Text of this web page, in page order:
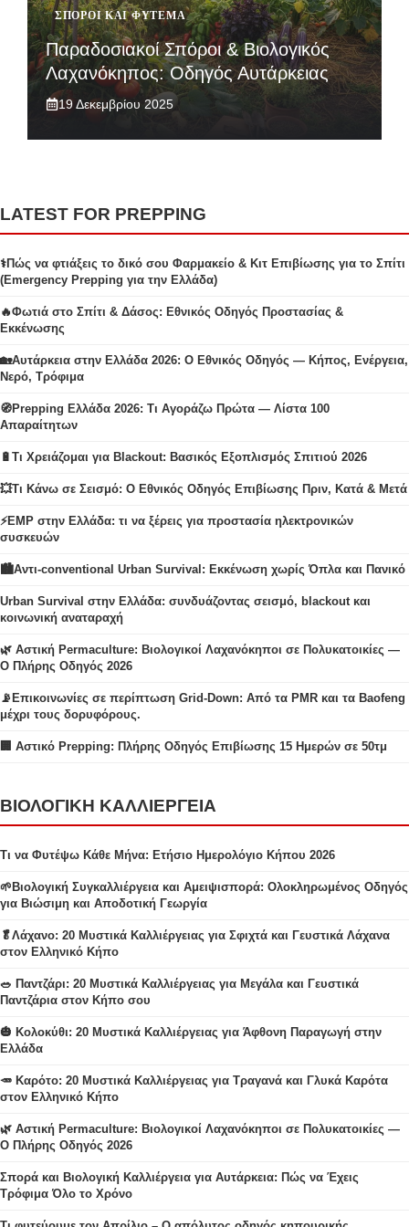
ΣΠΌΡΟΙ ΚΑΙ ΦΎΤΕΜΑ
Παραδοσιακοί Σπόροι & Βιολογικός
Λαχανόκηπος: Οδηγός Αυτάρκειας
19 Δεκεμβρίου 2025
LATEST FOR PREPPING
⚕️Πώς να φτιάξεις το δικό σου Φαρμακείο & Κιτ Επιβίωσης για το Σπίτι
(Emergency Prepping για την Ελλάδα)
🔥Φωτιά στο Σπίτι & Δάσος: Εθνικός Οδηγός Προστασίας &
Εκκένωσης
🏡Αυτάρκεια στην Ελλάδα 2026: Ο Εθνικός Οδηγός — Κήπος, Ενέργεια,
Νερό, Τρόφιμα
🧭Prepping Ελλάδα 2026: Τι Αγοράζω Πρώτα — Λίστα 100
Απαραίτητων
🔋Τι Χρειάζομαι για Blackout: Βασικός Εξοπλισμός Σπιτιού 2026
💥Τι Κάνω σε Σεισμό: Ο Εθνικός Οδηγός Επιβίωσης Πριν, Κατά & Μετά
⚡EMP στην Ελλάδα: τι να ξέρεις για προστασία ηλεκτρονικών
συσκευών
🏙️Αντι-conventional Urban Survival: Εκκένωση χωρίς Όπλα και Πανικό
Urban Survival στην Ελλάδα: συνδυάζοντας σεισμό, blackout και
κοινωνική αναταραχή
🌿 Αστική Permaculture: Βιολογικοί Λαχανόκηποι σε Πολυκατοικίες —
Ο Πλήρης Οδηγός 2026
📡Επικοινωνίες σε περίπτωση Grid-Down: Από τα PMR και τα Baofeng
μέχρι τους δορυφόρους.
🏢 Αστικό Prepping: Πλήρης Οδηγός Επιβίωσης 15 Ημερών σε 50τμ
ΒΙΟΛΟΓΙΚΗ ΚΑΛΛΙΕΡΓΕΙΑ
Τι να Φυτέψω Κάθε Μήνα: Ετήσιο Ημερολόγιο Κήπου 2026
🌱Βιολογική Συγκαλλιέργεια και Αμειψισπορά: Ολοκληρωμένος Οδηγός
για Βιώσιμη και Αποδοτική Γεωργία
🥬Λάχανο: 20 Μυστικά Καλλιέργειας για Σφιχτά και Γευστικά Λάχανα
στον Ελληνικό Κήπο
🥗 Παντζάρι: 20 Μυστικά Καλλιέργειας για Μεγάλα και Γευστικά
Παντζάρια στον Κήπο σου
🎃 Κολοκύθι: 20 Μυστικά Καλλιέργειας για Άφθονη Παραγωγή στην
Ελλάδα
🥕 Καρότο: 20 Μυστικά Καλλιέργειας για Τραγανά και Γλυκά Καρότα
στον Ελληνικό Κήπο
🌿 Αστική Permaculture: Βιολογικοί Λαχανόκηποι σε Πολυκατοικίες —
Ο Πλήρης Οδηγός 2026
Σπορά και Βιολογική Καλλιέργεια για Αυτάρκεια: Πώς να Έχεις
Τρόφιμα Όλο το Χρόνο